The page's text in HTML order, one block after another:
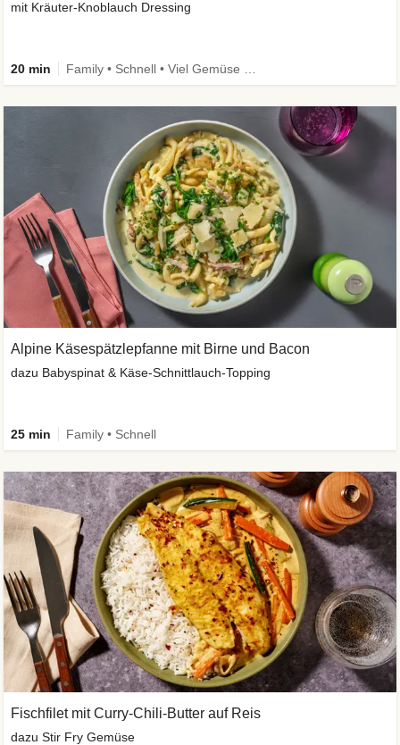
mit Kräuter-Knoblauch Dressing
20 min
Alpine Käsespätzlepfanne mit Birne und Bacon
dazu Babyspinat & Käse-Schnittlauch-Topping
25 min Family • Schnell
Fischfilet mit Curry-Chili-Butter auf Reis
dazu Stir Fry Gemüse